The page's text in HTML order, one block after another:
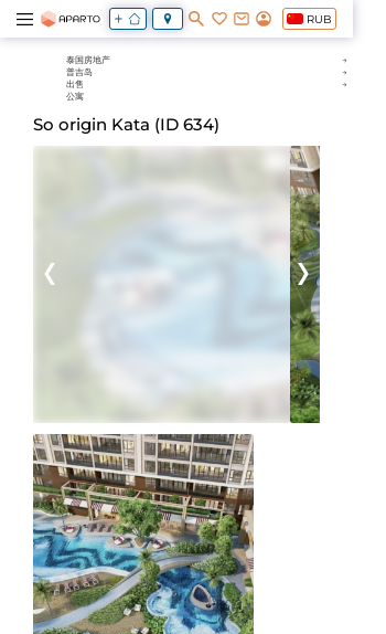
RUB
泰国房地产
普吉岛
出售
公寓
So origin Kata (ID 634)